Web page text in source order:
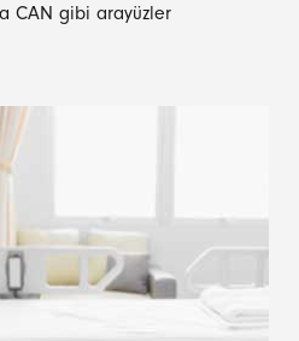
CAN gibi arayüzler